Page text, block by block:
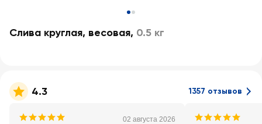
Слива круглая, весовая, 0.5 кг
4.3 1357 отзывов
02 августа 2026